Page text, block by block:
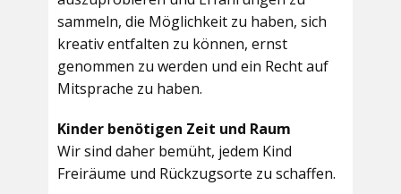
sammeln, die Möglichkeit zu haben, sich
kreativ entfalten zu können, ernst
genommen zu werden und ein Recht auf
Mitsprache zu haben.
Kinder benötigen Zeit und Raum
Wir sind daher bemüht, jedem Kind
Freiräume und Rückzugsorte zu schaffen.